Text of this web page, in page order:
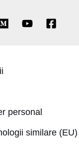
personal
similare (EU)